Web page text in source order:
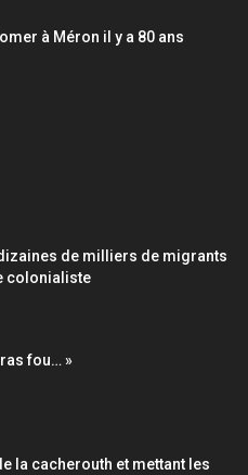
à Méron il y a 80 ans
de milliers de migrants
colonialiste
fou… »
la cacherouth et mettant les